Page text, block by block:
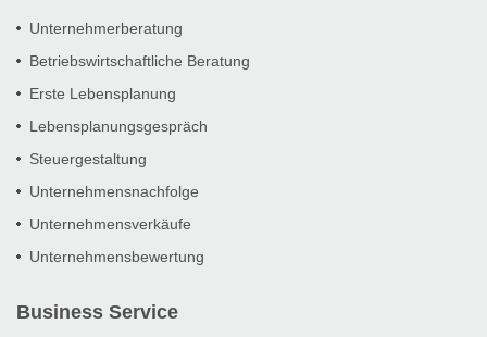
Unternehmerberatung
Betriebswirtschaftliche Beratung
Erste Lebensplanung
Lebensplanungsgespräch
Steuergestaltung
Unternehmensnachfolge
Unternehmensverkäufe
Unternehmensbewertung
Business Service